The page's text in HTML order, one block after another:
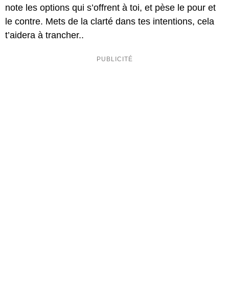
note les options qui s’offrent à toi, et pèse le pour et
le contre. Mets de la clarté dans tes intentions, cela
t’aidera à trancher..